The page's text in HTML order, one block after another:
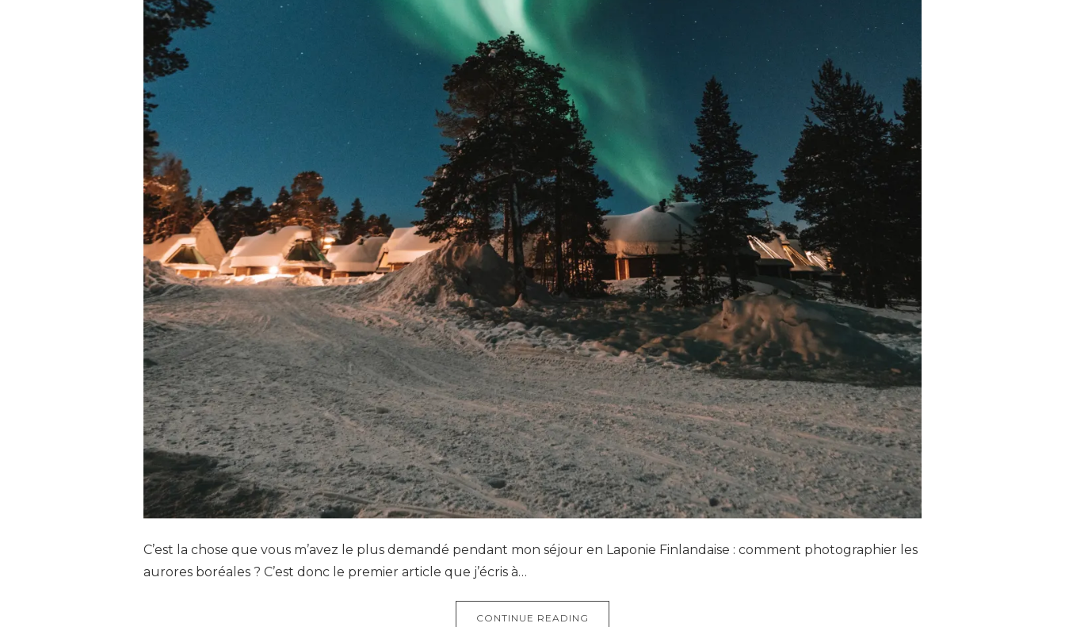
C’est la chose que vous m’avez le plus demandé pendant mon séjour en Laponie Finlandaise : comment photographier les
aurores boréales ? C’est donc le premier article que j’écris à…
CONTINUE READING